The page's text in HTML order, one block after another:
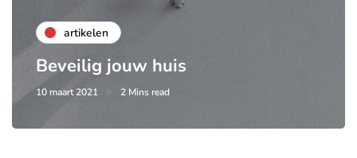
artikelen
Beveilig jouw huis
10 maart 2021 2 Mins read